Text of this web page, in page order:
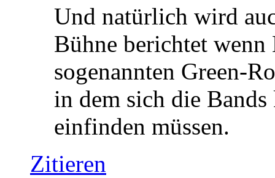
Und natürlich wird
Bühne berichtet
sogenannten Green-
in dem sich die
einfinden müssen.
Zitieren